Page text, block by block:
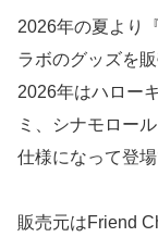
2026年の夏より
ラボのグッズを販
2026年はハロー
ミ、シナモロー
仕様になって登場
販売元はFriend